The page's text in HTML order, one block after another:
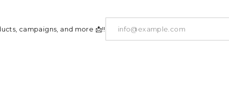
campaigns, and more 📩!!